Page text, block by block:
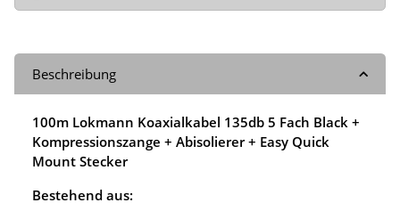
Beschreibung
100m Lokmann Koaxialkabel 135db 5 Fach Black +
Kompressionszange + Abisolierer + Easy Quick
Mount Stecker
Bestehend aus: